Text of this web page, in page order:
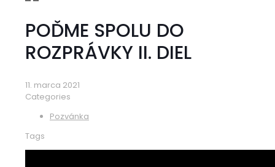
POĎME SPOLU DO
ROZPRÁVKY II. DIEL
11. marca 2021
Categories
Pozvánka
Tags